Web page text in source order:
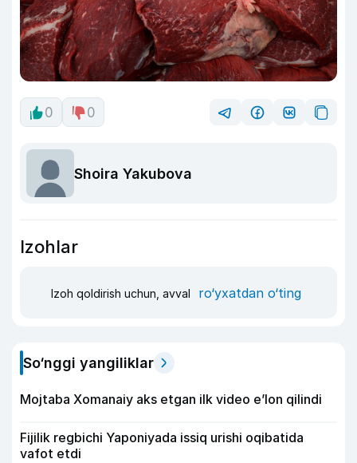
0 0
Shoira Yakubova
Izohlar
Izoh qoldirish uchun, avval ro‘yxatdan o‘ting
So‘nggi yangiliklar
Mojtaba Xomanaiy aks etgan ilk video e’lon qilindi
Fijilik regbichi Yaponiyada issiq urishi oqibatida
vafot etdi